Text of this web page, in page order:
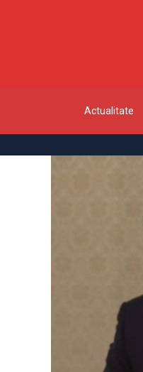
Actualitate